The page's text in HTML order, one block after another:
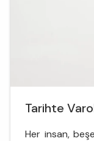
Tarihte
Her insan,